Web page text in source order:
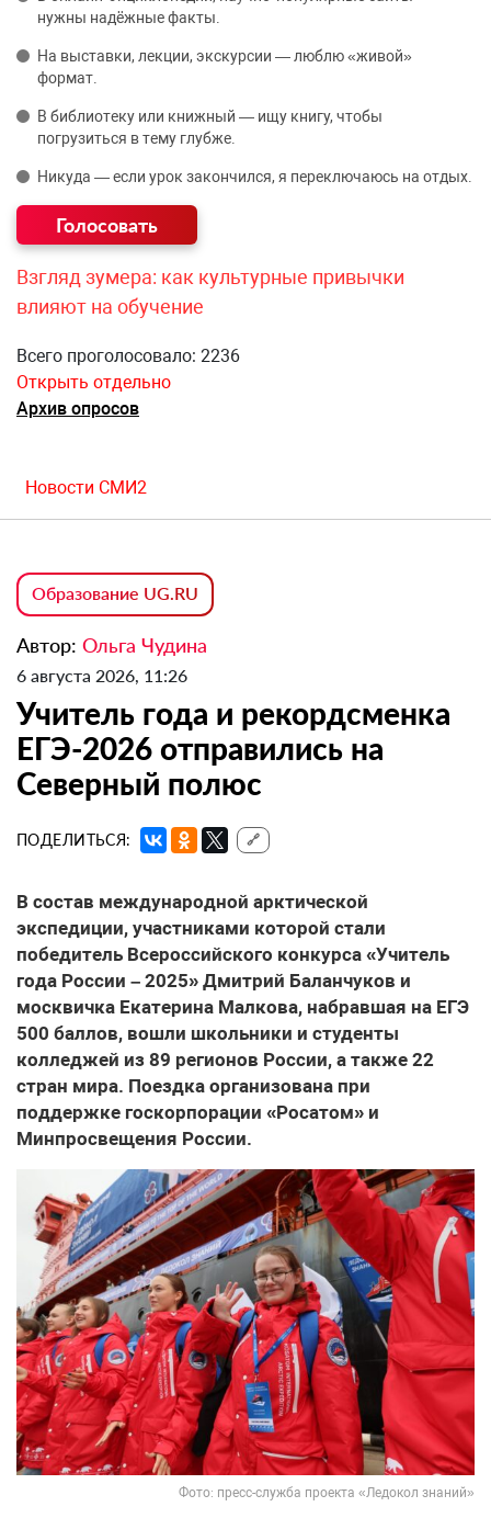
нужны надёжные факты.
На выставки, лекции, экскурсии — люблю «живой»
формат.
В библиотеку или книжный — ищу книгу, чтобы
погрузиться в тему глубже.
Никуда — если урок закончился, я переключаюсь на отдых.
Взгляд зумера: как культурные привычки
влияют на обучение
Всего проголосовало: 2236
Открыть отдельно
Архив опросов
Новости СМИ2
Образование UG.RU
Автор: Ольга Чудина
6 августа 2026, 11:26
Учитель года и рекордсменка
ЕГЭ-2026 отправились на
Северный полюс
ПОДЕЛИТЬСЯ: 🔗
В состав международной арктической
экспедиции, участниками которой стали
победитель Всероссийского конкурса «Учитель
года России – 2025» Дмитрий Баланчуков и
москвичка Екатерина Малкова, набравшая на ЕГЭ
500 баллов, вошли школьники и студенты
колледжей из 89 регионов России, а также 22
стран мира. Поездка организована при
поддержке госкорпорации «Росатом» и
Минпросвещения России.
Фото: пресс-служба проекта «Ледокол знаний»